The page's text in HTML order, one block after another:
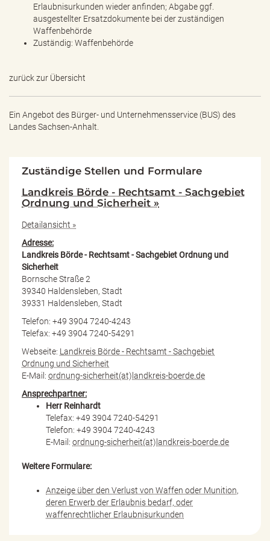
Erlaubnisurkunden wieder anfinden; Abgabe ggf.
ausgestellter Ersatzdokumente bei der zuständigen
Waffenbehörde
Zuständig: Waffenbehörde
zurück zur Übersicht
Ein Angebot des Bürger- und Unternehmensservice (BUS) des
Landes Sachsen-Anhalt.
Zuständige Stellen und Formulare
Landkreis Börde - Rechtsamt - Sachgebiet
Ordnung und Sicherheit »
Detailansicht »
Adresse:
Landkreis Börde - Rechtsamt - Sachgebiet Ordnung und
Sicherheit
Bornsche Straße 2
39340 Haldensleben, Stadt
39331 Haldensleben, Stadt
Telefon: +49 3904 7240-4243
Telefax: +49 3904 7240-54291
Webseite: Landkreis Börde - Rechtsamt - Sachgebiet
Ordnung und Sicherheit
E-Mail: ordnung-sicherheit(at)landkreis-boerde.de
Ansprechpartner:
Herr Reinhardt
Telefax: +49 3904 7240-54291
Telefon: +49 3904 7240-4243
E-Mail: ordnung-sicherheit(at)landkreis-boerde.de
Weitere Formulare:
Anzeige über den Verlust von Waffen oder Munition,
deren Erwerb der Erlaubnis bedarf, oder
waffenrechtlicher Erlaubnisurkunden